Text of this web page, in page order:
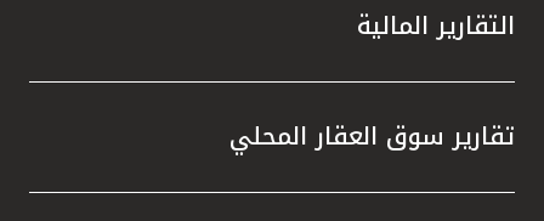
التقارير المالية
تقارير سوق العقار المحلي